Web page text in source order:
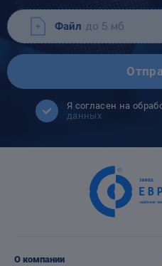
Файл до 5 мб
Я согласен на
данных
О компании